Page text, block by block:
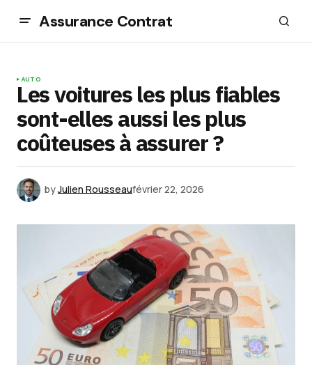
Assurance Contrat
AUTO
Les voitures les plus fiables
sont-elles aussi les plus
coûteuses à assurer ?
byJulien Rousseaufévrier 22, 2026